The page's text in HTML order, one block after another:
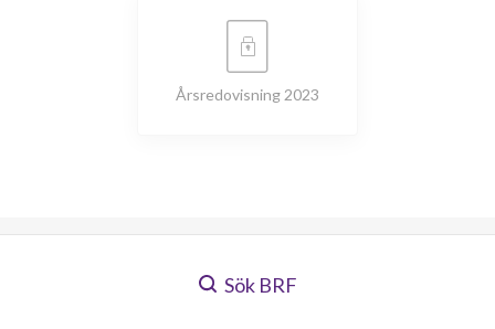
Årsredovisning 2023
Sök BRF